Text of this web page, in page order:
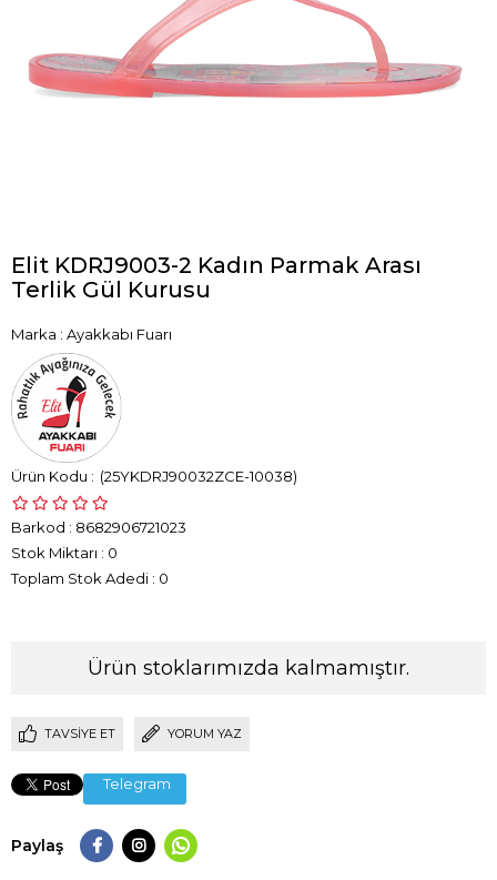
Elit KDRJ9003-2 Kadın Parmak Arası
Terlik Gül Kurusu
Marka : Ayakkabı Fuarı
(25YKDRJ90032ZCE-10038)
Barkod : 8682906721023
Stok Miktarı : 0
Toplam Stok Adedi : 0
Ürün stoklarımızda kalmamıştır.
TAVSIYE ET YORUM YAZ
Telegram
Paylaş